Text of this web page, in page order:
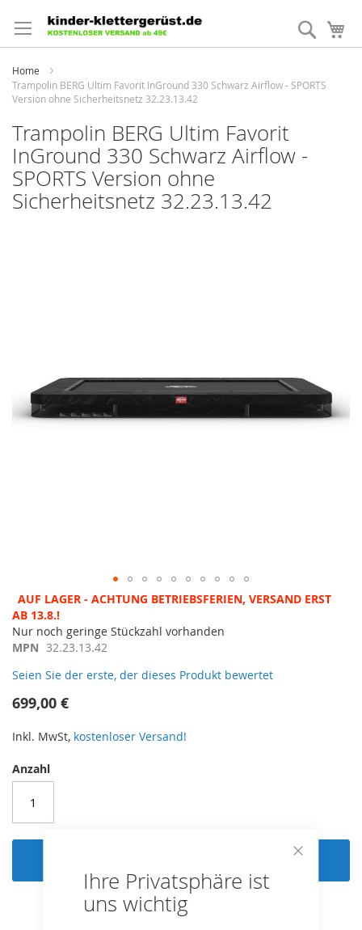
Cookie
Ihre Privatsphäre ist
uns wichtig
zum
Inhalt
Suche
Home
Trampolin BERG Ultim Favorit InGround 330 Schwarz Airflow - SPORTS
Version ohne Sicherheitsnetz 32.23.13.42
Trampolin BERG Ultim Favorit
InGround 330 Schwarz Airflow -
SPORTS Version ohne
Sicherheitsnetz 32.23.13.42
Zum
Anfang
der
Bildergalerie
AUF LAGER - ACHTUNG BETRIEBSFERIEN, VERSAND ERST
AB 13.8.!
Nur noch geringe Stückzahl vorhanden
MPN 32.23.13.42
Seien Sie der erste, der dieses Produkt bewertet
699,00 €
Inkl. MwSt, kostenloser Versand!
Anzahl